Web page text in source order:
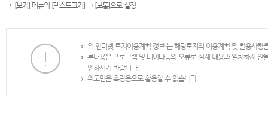
[보기] 메뉴의 [텍스트크기] → [보통]으로 설정
위 인터넷 토지이용계획 정보 는 해당토지의 이용계획 및 활용사
본내용은 프로그램 및 데이타등의 오류로 실제 내용과 일치하지
인하시기 바랍니다.
위도면은 측량용으로 활용할 수 없습니다.